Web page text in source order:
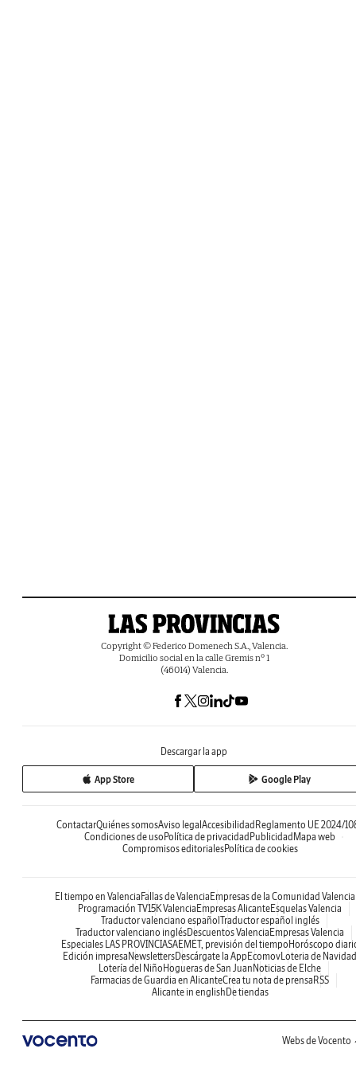
Copyright © Federico Domenech S.A., Valencia.
Domicilio social en la calle Gremis nº 1
(46014) Valencia.
Descargar la app
App Store Google Play
ContactarQuiénes somosAviso legal Accesibilidad Reglamento UE 2024/
Condiciones de uso Política de privacidad Publicidad Mapa web
Compromisos editorialesPolítica de cookies
El tiempo en Valencia Fallas de Valencia Empresas de la Comunidad
Programación TV15K Valencia Empresas AlicanteEsquelas Valencia
Traductor valenciano español Traductor español inglés
Traductor valenciano inglésDescuentos Valencia Empresas Valencia
Especiales LAS PROVINCIASAEMET, previsión del tiempo Horóscopo
Edición impresa NewslettersDescárgate la App EcomovLoteria de Navidad
Lotería del Niño Hogueras de San Juan Noticias de Elche
Farmacias de Guardia en AlicanteCrea tu nota de prensa RSS
Alicante in english De tiendas
Webs de Vocento